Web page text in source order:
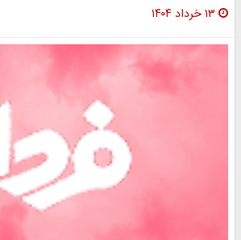
۱۳ خرداد ۱۴۰۴